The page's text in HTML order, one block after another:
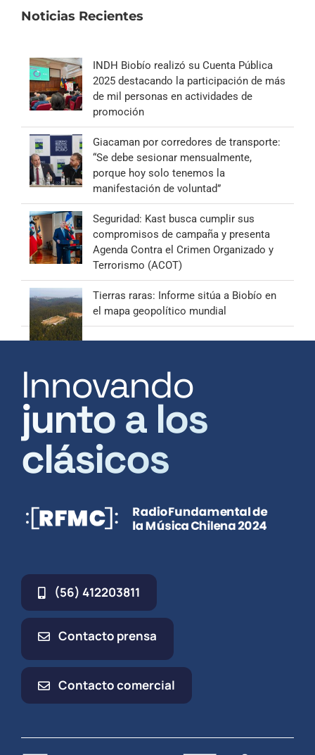
Noticias Recientes
INDH Biobío realizó su Cuenta Pública
2025 destacando la participación de más
de mil personas en actividades de
promoción
Giacaman por corredores de transporte:
“Se debe sesionar mensualmente,
porque hoy solo tenemos la
manifestación de voluntad”
Seguridad: Kast busca cumplir sus
compromisos de campaña y presenta
Agenda Contra el Crimen Organizado y
Terrorismo (ACOT)
Tierras raras: Informe sitúa a Biobío en
el mapa geopolítico mundial
Innovando
junto a los
clásicos
(56) 412203811
Contacto prensa
Contacto comercial